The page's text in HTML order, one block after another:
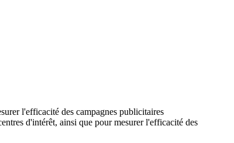
l'efficacité des campagnes publicitaires
d'intérêt, ainsi que pour mesurer l'efficacité des